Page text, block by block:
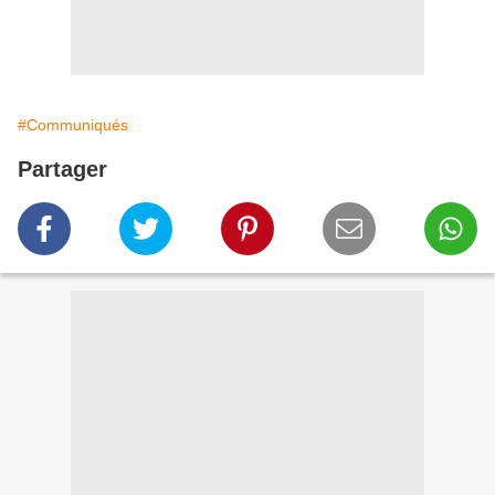
#Communiqués
Partager